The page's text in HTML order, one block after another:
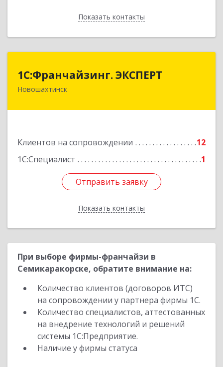
Показать контакты
Назад
1С:Франчайзинг. ЭКСПЕРТ
Новошахтинск
Клиентов на сопровождении
12
1С:Специалист
1
Отправить заявку
Показать контакты
1С:Франчайзинг. ЭКСПЕРТ
346901, Ростовская обл, Новошахтинск г,
Отправить заявку
Назад
При выборе фирмы-франчайзи в
Семикаракорске, обратите внимание на:
Количество клиентов (договоров ИТС)
на сопровождении у партнера фирмы 1С.
Количество специалистов, аттестованных
на внедрение технологий и решений
системы 1С:Предприятие.
Наличие у фирмы статуса